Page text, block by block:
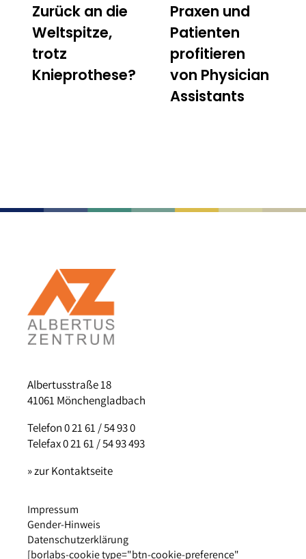
Zurück an die
Weltspitze,
trotz
Knieprothese?
Praxen und
Patienten
profitieren
von Physician
Assistants
Albertusstraße 18
41061 Mönchengladbach
Telefon 0 21 61 / 54 93 0
Telefax 0 21 61 / 54 93 493
» zur Kontaktseite
Impressum
Gender-Hinweis
Datenschutzerklärung
[borlabs-cookie type="btn-cookie-preference"